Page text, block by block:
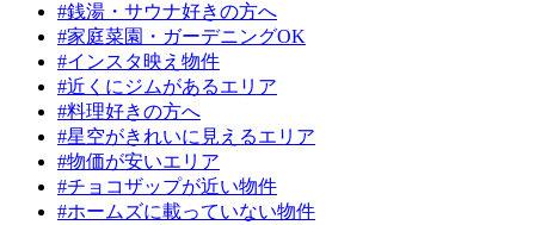
#銭湯・サウナ好きの方へ
#家庭菜園・ガーデニングOK
#インスタ映え物件
#近くにジムがあるエリア
#料理好きの方へ
#星空がきれいに見えるエリア
#物価が安いエリア
#チョコザップが近い物件
#ホームズに載っていない物件